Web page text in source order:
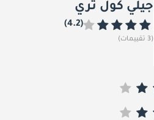
جيلي كول تري
(4.2)
(3 تقييمات)